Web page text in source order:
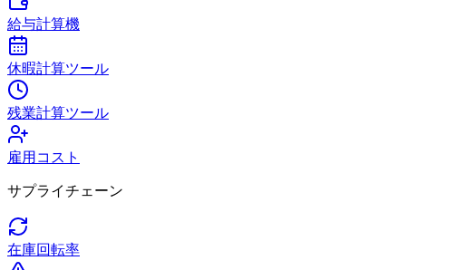
給与計算機
休暇計算ツール
残業計算ツール
雇用コスト
サプライチェーン
在庫回転率